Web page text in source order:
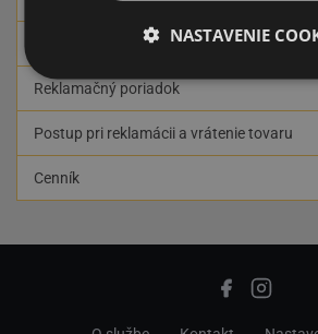
Formulár na odstúpenie od zmluvy
Reklamačný poriadok
Postup pri reklamácii a vrátenie tovaru
Cenník
NASTAVENIE